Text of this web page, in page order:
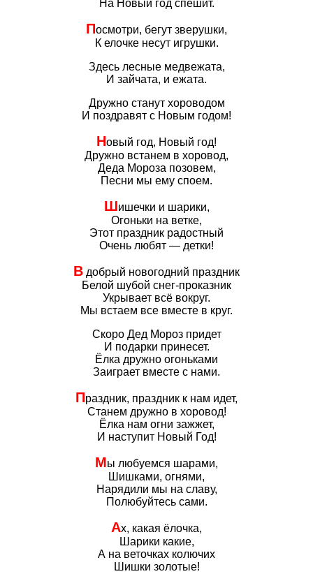
На Новый год спешит.
Посмотри, бегут зверушки,
К елочке несут игрушки.
Здесь лесные медвежата,
И зайчата, и ежата.
Дружно станут хороводом
И поздравят с Новым годом!
Новый год, Новый год!
Дружно встанем в хоровод,
Деда Мороза позовем,
Песни мы ему споем.
Шишечки и шарики,
Огоньки на ветке,
Этот праздник радостный
Очень любят — детки!
В добрый новогодний праздник
Белой шубой снег-проказник
Укрывает всё вокруг.
Мы встаем все вместе в круг.
Скоро Дед Мороз придет
И подарки принесет.
Ёлка дружно огоньками
Заиграет вместе с нами.
Праздник, праздник к нам идет,
Станем дружно в хоровод!
Ёлка нам огни зажжет,
И наступит Новый Год!
Мы любуемся шарами,
Шишками, огнями,
Нарядили мы на славу,
Полюбуйтесь сами.
Ах, какая ёлочка,
Шарики какие,
А на веточках колючих
Шишки золотые!